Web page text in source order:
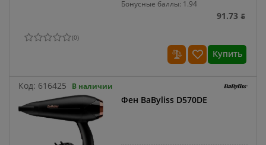
Бонусные баллы: 1.94
91.73 ƃ
(0)
Купить
Код: 616425 В наличии
Фен BaByliss D570DE